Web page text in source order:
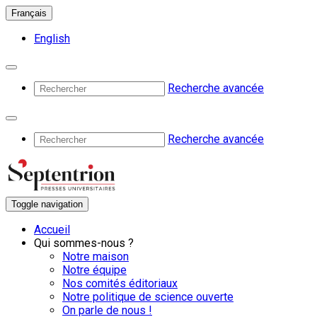
Français
English
Recherche avancée
Recherche avancée
Toggle navigation
Accueil
Qui sommes-nous ?
Notre maison
Notre équipe
Nos comités éditoriaux
Notre politique de science ouverte
On parle de nous !